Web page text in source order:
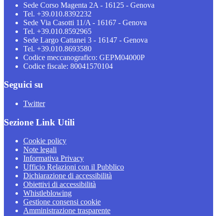
Sede Corso Magenta 2A - 16125 - Genova
Tel. +39.010.8392232
Sede Via Casotti 11/A - 16167 - Genova
Tel. +39.010.8592965
Sede Largo Cattanei 3 - 16147 - Genova
Tel. +39.010.8693580
Codice meccanografico: GEPM04000P
Codice fiscale: 80041570104
Seguici su
Twitter
Sezione Link Utili
Cookie policy
Note legali
Informativa Privacy
Ufficio Relazioni con il Pubblico
Dichiarazione di accessibilità
Obiettivi di accessibilità
Whistleblowing
Gestione consensi cookie
Amministrazione trasparente